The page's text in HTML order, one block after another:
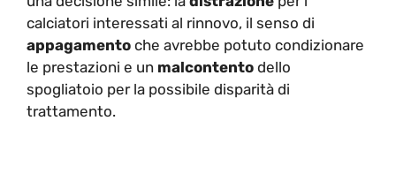
calciatori interessati al rinnovo, il senso di
appagamento che avrebbe potuto condizionare
le prestazioni e un malcontento dello
spogliatoio per la possibile disparità di
trattamento.